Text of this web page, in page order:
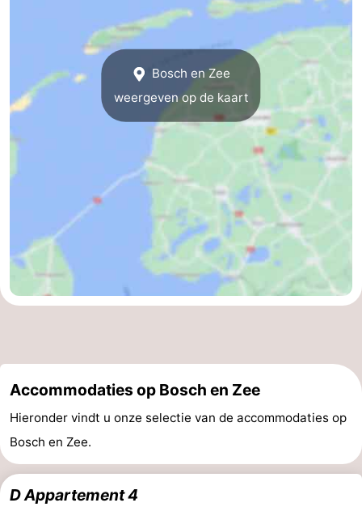
Bosch en Zee
weergeven op de kaart
Accommodaties op Bosch en Zee
Hieronder vindt u onze selectie van de accommodaties op
Bosch en Zee.
D Appartement 4